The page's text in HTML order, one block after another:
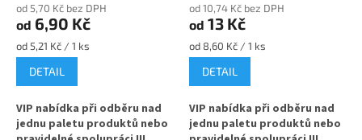
od 5,70 Kč bez DPH
od 6,90 Kč
Měrná
cena:
od 5,21 Kč / 1 ks
DETAIL
VIP nabídka při odběru nad
jednu paletu produktů nebo
od 10,74 Kč bez DPH
od 13 Kč
Měrná
cena:
od 8,60 Kč / 1 ks
DETAIL
VIP nabídka při odběru nad
jednu paletu produktů nebo